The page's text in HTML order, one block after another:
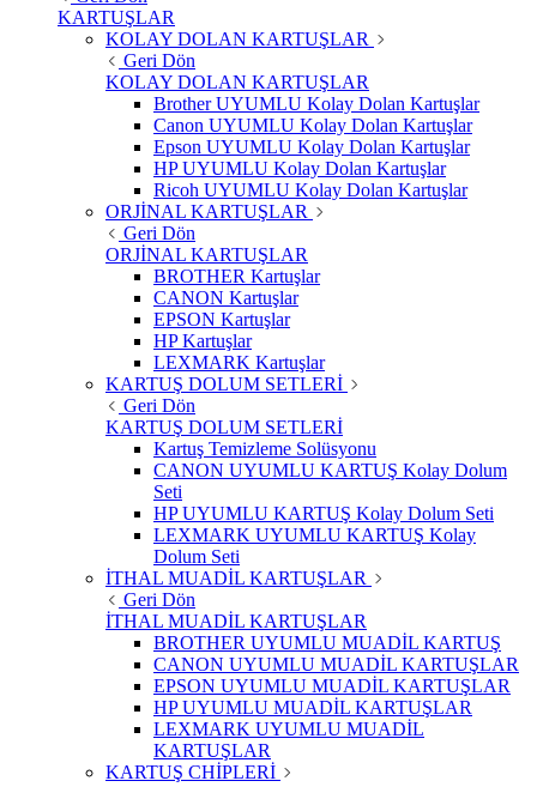
KARTUŞLAR
KOLAY DOLAN KARTUŞLAR
Geri Dön
KOLAY DOLAN KARTUŞLAR
Brother UYUMLU Kolay Dolan Kartuşlar
Canon UYUMLU Kolay Dolan Kartuşlar
Epson UYUMLU Kolay Dolan Kartuşlar
HP UYUMLU Kolay Dolan Kartuşlar
Ricoh UYUMLU Kolay Dolan Kartuşlar
ORJİNAL KARTUŞLAR
Geri Dön
ORJİNAL KARTUŞLAR
BROTHER Kartuşlar
CANON Kartuşlar
EPSON Kartuşlar
HP Kartuşlar
LEXMARK Kartuşlar
KARTUŞ DOLUM SETLERİ
Geri Dön
KARTUŞ DOLUM SETLERİ
Kartuş Temizleme Solüsyonu
CANON UYUMLU KARTUŞ Kolay Dolum
Seti
HP UYUMLU KARTUŞ Kolay Dolum Seti
LEXMARK UYUMLU KARTUŞ Kolay
Dolum Seti
İTHAL MUADİL KARTUŞLAR
Geri Dön
İTHAL MUADİL KARTUŞLAR
BROTHER UYUMLU MUADİL KARTUŞ
CANON UYUMLU MUADİL KARTUŞLAR
EPSON UYUMLU MUADİL KARTUŞLAR
HP UYUMLU MUADİL KARTUŞLAR
LEXMARK UYUMLU MUADİL
KARTUŞLAR
KARTUŞ CHİPLERİ